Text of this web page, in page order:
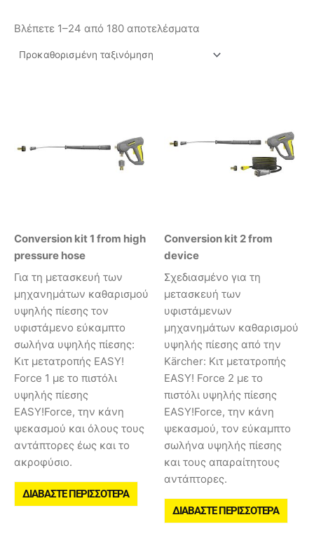
Βλέπετε 1–24 από 180 αποτελέσματα
Conversion kit 1 from high
pressure hose
Για τη μετασκευή των
μηχανημάτων καθαρισμού
υψηλής πίεσης τον
υφιστάμενο εύκαμπτο
σωλήνα υψηλής πίεσης:
Κιτ μετατροπής EASY!
Force 1 με το πιστόλι
υψηλής πίεσης
EASY!Force, την κάνη
ψεκασμού και όλους τους
αντάπτορες έως και το
ακροφύσιο.
ΔΙΑΒΆΣΤΕ ΠΕΡΙΣΣΌΤΕΡΑ
Conversion kit 2 from
device
Σχεδιασμένο για τη
μετασκευή των
υφιστάμενων
μηχανημάτων καθαρισμού
υψηλής πίεσης από την
Kärcher: Κιτ μετατροπής
EASY! Force 2 με το
πιστόλι υψηλής πίεσης
EASY!Force, την κάνη
ψεκασμού, τον εύκαμπτο
σωλήνα υψηλής πίεσης
και τους απαραίτητους
αντάπτορες.
ΔΙΑΒΆΣΤΕ ΠΕΡΙΣΣΌΤΕΡΑ